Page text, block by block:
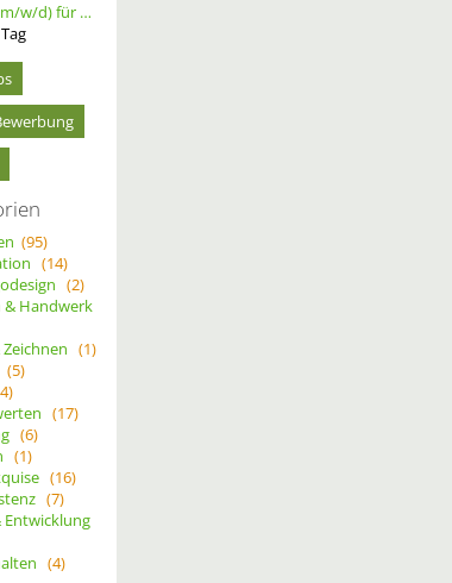
📚 Testleser (m/w/d) für Bücher gesucht – langfristige Zusammenarbeit
Tag
(95)
(14)
(2)
& Handwerk
(1)
(5)
(17)
(6)
(1)
(16)
(7)
Entwicklung
(4)